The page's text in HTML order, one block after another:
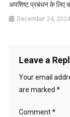
अपशिष्ट प्रबंधन के लिए
December 24, 2024
Leave a
Your email
are marked *
Comment*